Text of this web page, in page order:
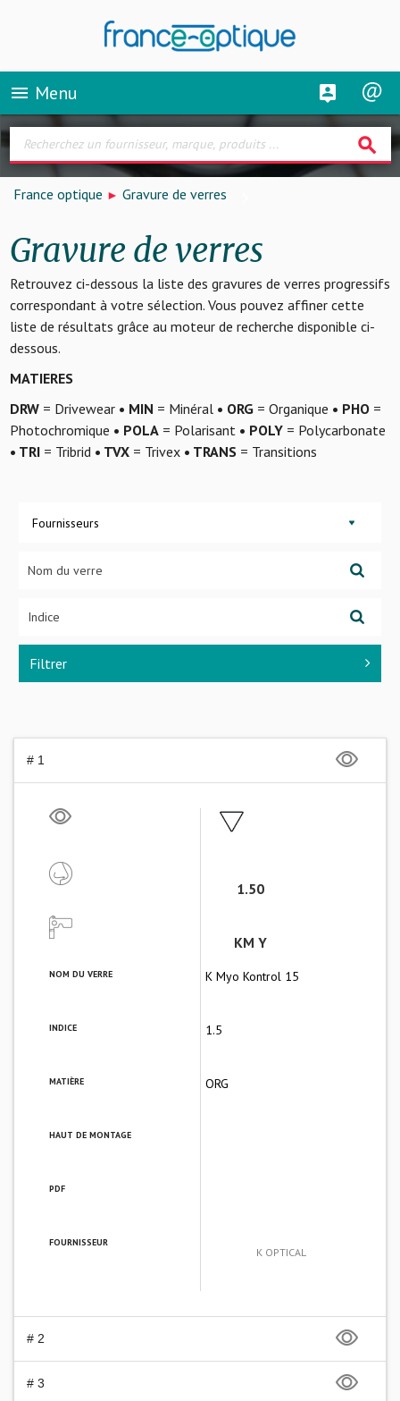
menu Menu
search
France optique Gravure de verres
Gravure de verres
Retrouvez ci-dessous la liste des gravures de verres progressifs
correspondant à votre sélection. Vous pouvez affiner cette
liste de résultats grâce au moteur de recherche disponible ci-
dessous.
MATIERES
DRW= Drivewear • MIN = Minéral • ORG= Organique • PHO=
Photochromique • POLA= Polarisant • POLY= Polycarbonate
• TRI= Tribrid • TVX= Trivex • TRANS= Transitions
Fournisseurs
Filtrer
# 1
1.50
KM Y
NOM DU VERRE K Myo Kontrol 15
INDICE 1.5
MATIÈRE ORG
HAUT DE MONTAGE
PDF
FOURNISSEUR
K OPTICAL
# 2
# 3